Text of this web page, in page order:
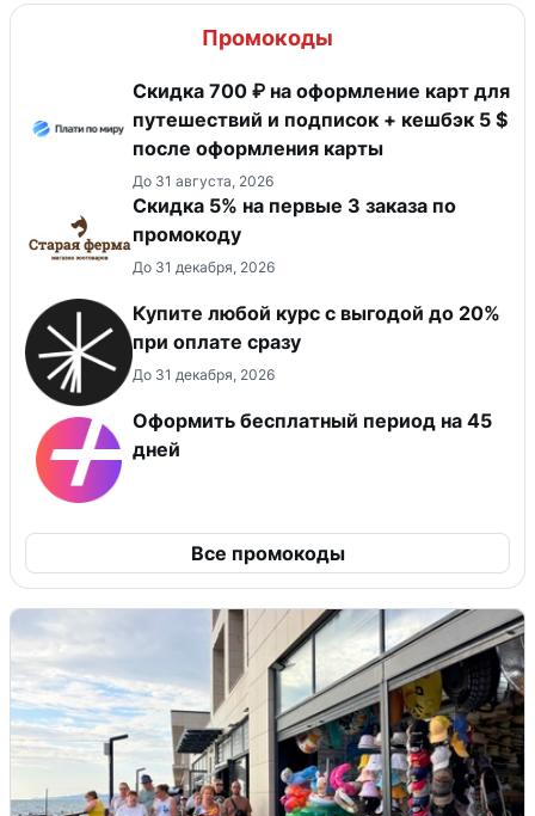
Промокоды
Скидка 700 ₽ на оформление карт для
путешествий и подписок + кешбэк 5 $
после оформления карты
До 31 августа, 2026
Скидка 5% на первые 3 заказа по
промокоду
До 31 декабря, 2026
Купите любой курс с выгодой до 20%
при оплате сразу
До 31 декабря, 2026
Оформить бесплатный период на 45
дней
Все промокоды